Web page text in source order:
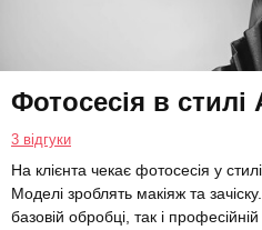
Фотосесія в стилі
3 відгуки
На клієнта чекає фотосесія у
Моделі зроблять макіяж та
базовій обробці, так і професійній